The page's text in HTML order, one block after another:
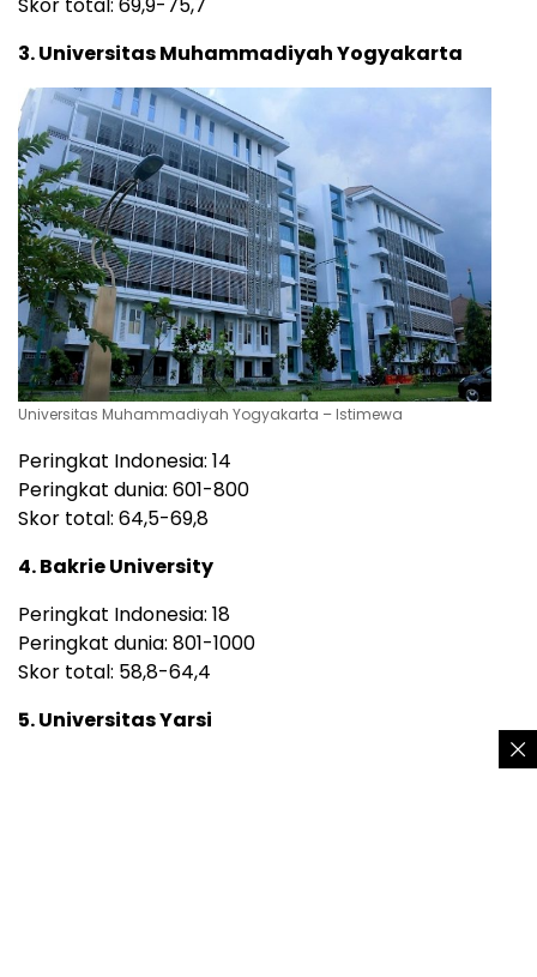
3. Universitas Muhammadiyah Yogyakarta
Universitas Muhammadiyah Yogyakarta – Istimewa
Peringkat Indonesia: 14
Peringkat dunia: 601-800
Skor total: 64,5-69,8
4. Bakrie University
Peringkat Indonesia: 18
Peringkat dunia: 801-1000
Skor total: 58,8-64,4
5. Universitas Yarsi